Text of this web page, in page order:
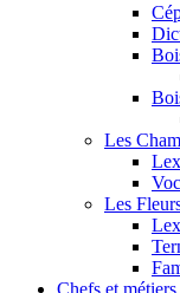
Les
Les